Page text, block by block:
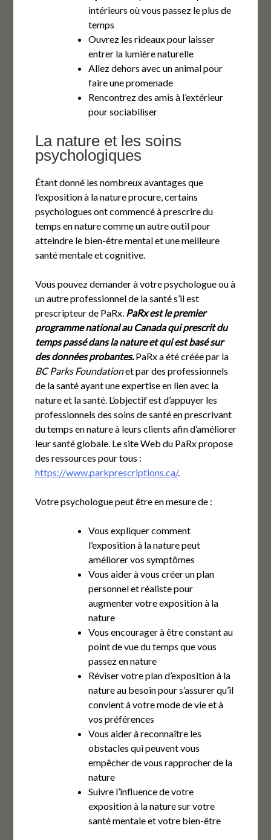
intérieurs où vous passez le plus de
temps
Ouvrez les rideaux pour laisser
entrer la lumière naturelle
Allez dehors avec un animal pour
faire une promenade
Rencontrez des amis à l’extérieur
pour sociabiliser
La nature et les soins
psychologiques
Étant donné les nombreux avantages que
l’exposition à la nature procure, certains
psychologues ont commencé à prescrire du
temps en nature comme un autre outil pour
atteindre le bien-être mental et une meilleure
santé mentale et cognitive.
Vous pouvez demander à votre psychologue ou à
un autre professionnel de la santé s’il est
prescripteur de PaRx. PaRx est le premier
programme national au Canada qui prescrit du
temps passé dans la nature et qui est basé sur
des données probantes.PaRx a été créée par la
BC Parks Foundationet par des professionnels
de la santé ayant une expertise en lien avec la
nature et la santé. L’objectif est d’appuyer les
professionnels des soins de santé en prescrivant
du temps en nature à leurs clients afin d’améliorer
leur santé globale. Le site Web du PaRx propose
des ressources pour tous :
https://www.parkprescriptions.ca/.
Votre psychologue peut être en mesure de :
Vous expliquer comment
l’exposition à la nature peut
améliorer vos symptômes
Vous aider à vous créer un plan
personnel et réaliste pour
augmenter votre exposition à la
nature
Vous encourager à être constant au
point de vue du temps que vous
passez en nature
Réviser votre plan d’exposition à la
nature au besoin pour s’assurer qu’il
convient à votre mode de vie et à
vos préférences
Vous aider à reconnaître les
obstacles qui peuvent vous
empêcher de vous rapprocher de la
nature
Suivre l’influence de votre
exposition à la nature sur votre
santé mentale et votre bien-être